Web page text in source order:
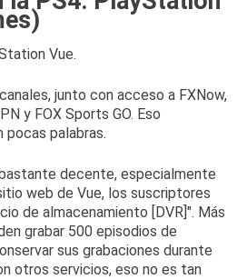
junto con acceso a FXNow,
y FOX Sports GO. Eso
pocas palabras.
decente, especialmente
web de Vue, los suscriptores
de almacenamiento [DVR]". Más
grabar 500 episodios de
sus grabaciones durante
otros servicios, eso no es tan